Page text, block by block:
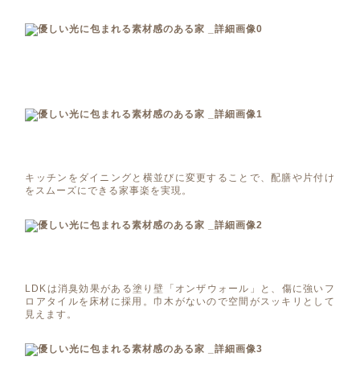
キッチンをダイニングと横並びに変更することで、配膳や片付け
をスムーズにできる家事楽を実現。
LDKは消臭効果がある塗り壁「オンザウォール」と、傷に強いフ
ロアタイルを床材に採用。巾木がないので空間がスッキリとして
見えます。